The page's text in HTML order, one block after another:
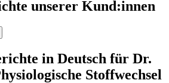
unserer Kund:innen
in Deutsch für Dr.
Stoffwechsel